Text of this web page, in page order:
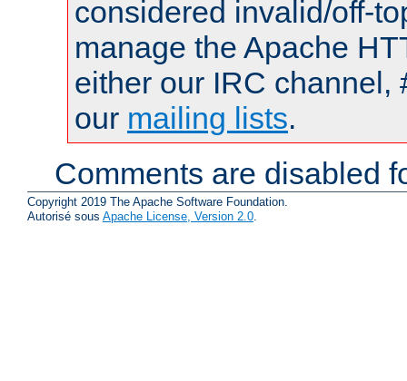
considered invalid/off-
manage the Apache
either our IRC channel,
our mailing lists.
Comments are disabled
Copyright 2019 The Apache Software Foundation.
Autorisé sous Apache License, Version 2.0.